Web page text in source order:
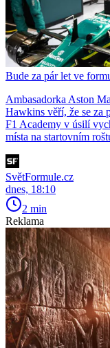
Bude za pár let ve
Ambasadorka Aston
Hawkins věří, že se za
F1 Academy v úsilí
místa na startovním
SvětFormule.cz
dnes, 18:10
2 min
Reklama